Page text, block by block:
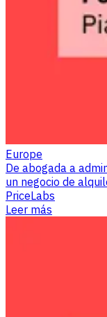
Europe
De abogada a
un negocio de
PriceLabs
Leer más